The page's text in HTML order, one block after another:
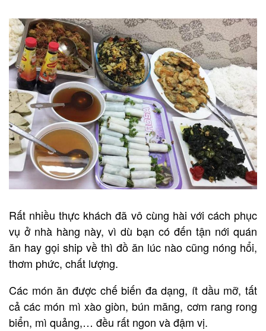
Rất nhiều thực khách đã vô cùng hài với cách phục
vụ ở nhà hàng này, vì dù bạn có đến tận nới quán
ăn hay gọi ship về thì đồ ăn lúc nào cũng nóng hổi,
thơm phức, chất lượng.
Các món ăn được chế biến đa dạng, ít dầu mỡ, tất
cả các món mì xào giòn, bún măng, cơm rang rong
biển, mì quảng,… đều rất ngon và đậm vị.